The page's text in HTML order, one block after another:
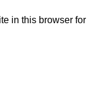
in this browser for